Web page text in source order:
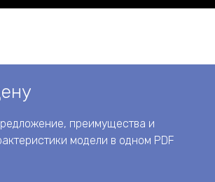
преимущества и
модели в одном PDF